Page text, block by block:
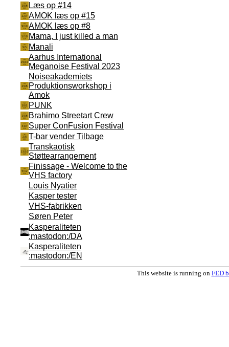
Læs op #14
AMOK læs op #15
AMOK læs op #8
Mama, I just killed a man
Manali
Aarhus International
Meganoise Festival 2023
Noiseakademiets
Produktionsworkshop i
Amok
PUNK
Brahimo Streetart Crew
Super ConFusion Festival
T-bar vender Tilbage
Transkaotisk
Støttearrangement
Finissage - Welcome to the
VHS factory
Louis Nyatier
Kasper tester
VHS-fabrikken
Søren Peter
Kasperaliteten
:mastodon:/DA
Kasperaliteten
:mastodon:/EN
This website is running on FED